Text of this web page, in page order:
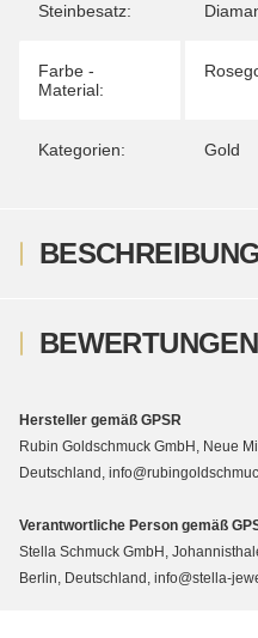
Steinbesatz:
Farbe -
Material:
Kategorien: Gold
BEWERTUNGEN
Hersteller gemäß GPSR
Rubin Goldschmuck GmbH, Neue
Deutschland,
Verantwortliche Person gemäß
Stella Schmuck GmbH,
Berlin, Deutschland, info@stella-